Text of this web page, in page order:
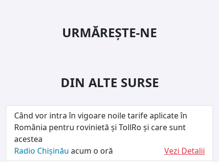
URMĂREȘTE-NE
DIN ALTE SURSE
Când vor intra în vigoare noile tarife aplicate în
România pentru rovinietă și TollRo și care sunt
acestea
Radio Chișinău acum o oră
Vezi Detalii